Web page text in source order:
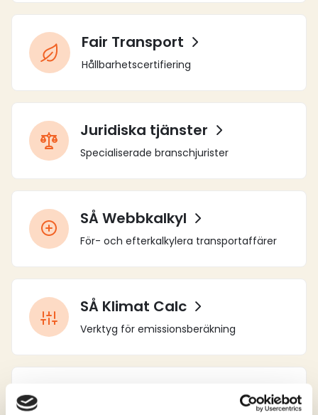
Fair Transport
Hållbarhetscertifiering
Juridiska tjänster
Specialiserade branschjurister
SÅ Webbkalkyl
För- och efterkalkylera transportaffärer
SÅ Klimat Calc
Verktyg för emissionsberäkning
Klassificeringsregister